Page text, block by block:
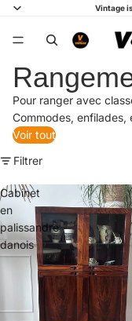
Vintage
Pour ranger avec
Commodes,
Voir tout
Filtrer
Cabinet
en
palissandre
danois